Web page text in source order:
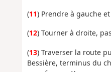
(11) Prendre à gauche
(12) Tourner à droite,
(13) Traverser la route
Bessière, terminus du